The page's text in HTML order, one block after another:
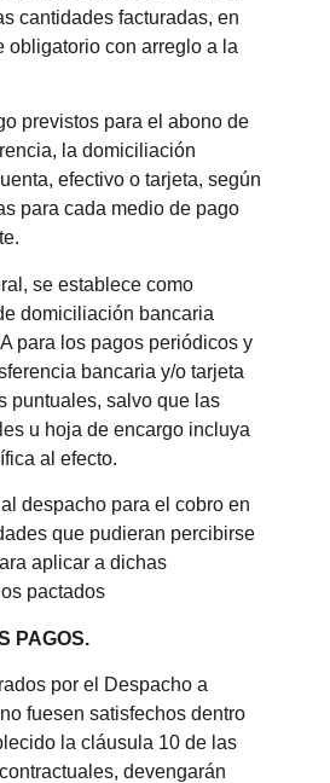
cantidades facturadas, en
obligatorio con arreglo a la
previstos para el abono de
la domiciliación
efectivo o tarjeta, según
para cada medio de pago
se establece como
domiciliación bancaria
para los pagos periódicos y
bancaria y/o tarjeta
puntuales, salvo que las
u hoja de encargo incluya
al efecto.
despacho para el cobro en
que pudieran percibirse
aplicar a dichas
pactados
PAGOS.
por el Despacho a
fuesen satisfechos dentro
la cláusula 10 de las
devengarán